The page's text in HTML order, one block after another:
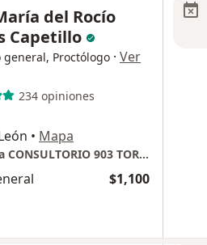
del Rocío
Capetillo
general, Proctólogo · Ver
234 opiniones
• Mapa
Hospital Aranda de la Parra CONSULTORIO 903 TORRE B
$1,100